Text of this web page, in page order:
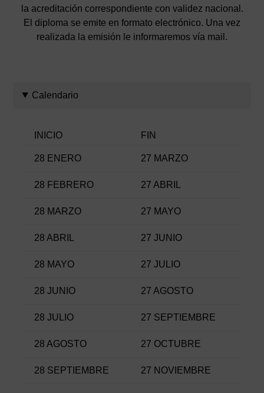
la acreditación correspondiente con validez nacional.
El diploma se emite en formato electrónico. Una vez
realizada la emisión le informaremos vía mail.
Calendario
INICIO FIN
28 ENERO 27 MARZO
28 FEBRERO 27 ABRIL
28 MARZO 27 MAYO
28 ABRIL 27 JUNIO
28 MAYO 27 JULIO
28 JUNIO 27 AGOSTO
28 JULIO 27 SEPTIEMBRE
28 AGOSTO 27 OCTUBRE
28 SEPTIEMBRE 27 NOVIEMBRE